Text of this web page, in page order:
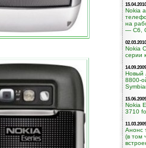
15.04.2010
Nokia
на
— C6,
02.03.2010
Nokia
серии
14.09.2009
Новый
8800-
15.06.2009
Nokia
3710
11.03.2009
Анонс
(в том